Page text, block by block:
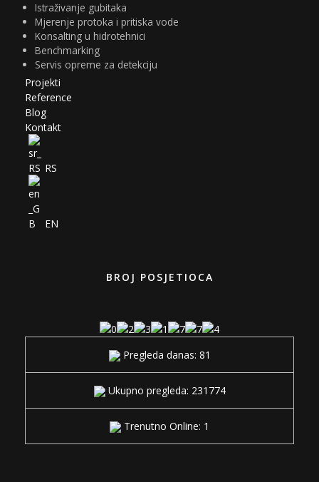
Istraživanje gubitaka
Mjerenje protoka i pritiska vode
Konsalting u hidrotehnici
Benchmarking
Servis opreme za detekciju
Projekti
Reference
Blog
Kontakt
RS
EN
BROJ POSJETIOCA
Pregleda danas: 81
Ukupno pregleda: 231774
Trenutno Online: 1